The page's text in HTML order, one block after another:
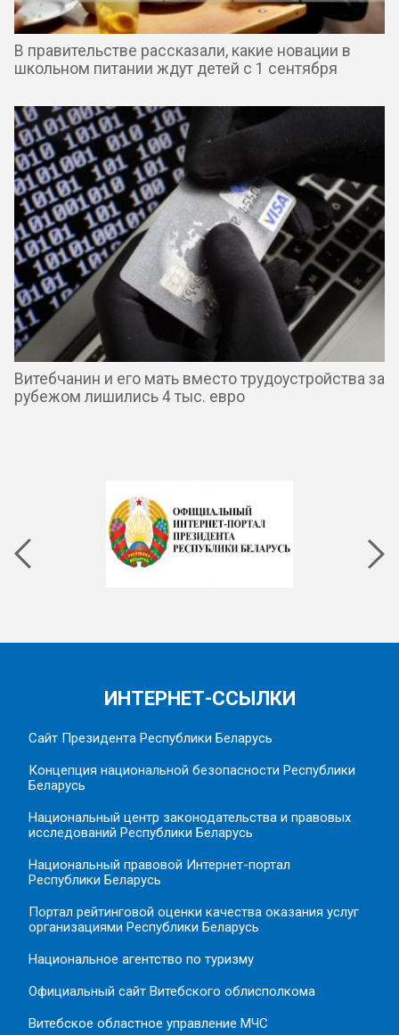
В правительстве рассказали, какие новации в
школьном питании ждут детей с 1 сентября
Витебчанин и его мать вместо трудоустройства за
рубежом лишились 4 тыс. евро
ИНТЕРНЕТ-ССЫЛКИ
Сайт Президента Республики Беларусь
Концепция национальной безопасности Республики
Беларусь
Национальный центр законодательства и правовых
исследований Республики Беларусь
Национальный правовой Интернет-портал
Республики Беларусь
Портал рейтинговой оценки качества оказания услуг
организациями Республики Беларусь
Национальное агентство по туризму
Официальный сайт Витебского облисполкома
Витебское областное управление МЧС